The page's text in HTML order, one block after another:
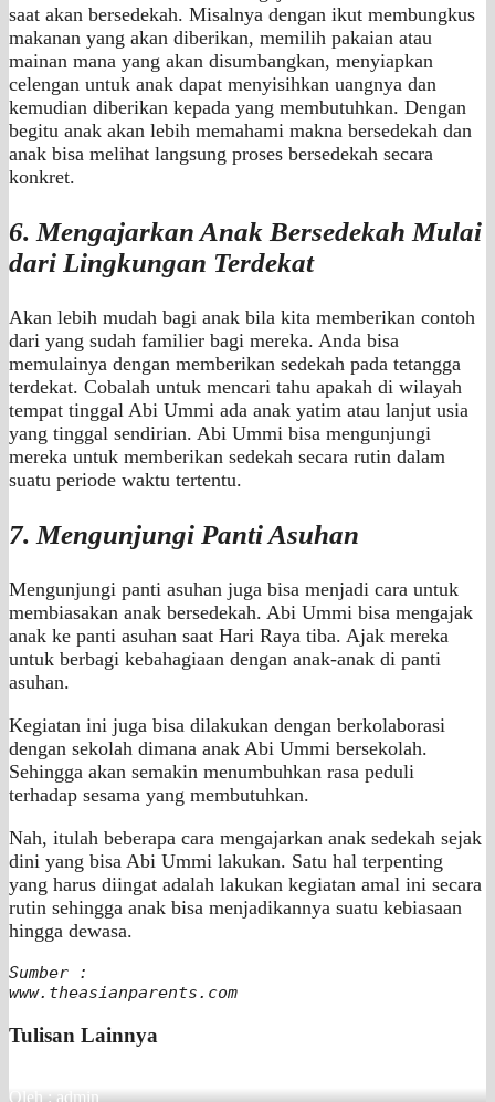
saat akan bersedekah. Misalnya dengan ikut membungkus
makanan yang akan diberikan, memilih pakaian atau
mainan mana yang akan disumbangkan, menyiapkan
celengan untuk anak dapat menyisihkan uangnya dan
kemudian diberikan kepada yang membutuhkan. Dengan
begitu anak akan lebih memahami makna bersedekah dan
anak bisa melihat langsung proses bersedekah secara
konkret.
6. Mengajarkan Anak Bersedekah Mulai
dari Lingkungan Terdekat
Akan lebih mudah bagi anak bila kita memberikan contoh
dari yang sudah familier bagi mereka. Anda bisa
memulainya dengan memberikan sedekah pada tetangga
terdekat. Cobalah untuk mencari tahu apakah di wilayah
tempat tinggal Abi Ummi ada anak yatim atau lanjut usia
yang tinggal sendirian. Abi Ummi bisa mengunjungi
mereka untuk memberikan sedekah secara rutin dalam
suatu periode waktu tertentu.
7. Mengunjungi Panti Asuhan
Mengunjungi panti asuhan juga bisa menjadi cara untuk
membiasakan anak bersedekah. Abi Ummi bisa mengajak
anak ke panti asuhan saat Hari Raya tiba. Ajak mereka
untuk berbagi kebahagiaan dengan anak-anak di panti
asuhan.
Kegiatan ini juga bisa dilakukan dengan berkolaborasi
dengan sekolah dimana anak Abi Ummi bersekolah.
Sehingga akan semakin menumbuhkan rasa peduli
terhadap sesama yang membutuhkan.
Nah, itulah beberapa cara mengajarkan anak sedekah sejak
dini yang bisa Abi Ummi lakukan. Satu hal terpenting
yang harus diingat adalah lakukan kegiatan amal ini secara
rutin sehingga anak bisa menjadikannya suatu kebiasaan
hingga dewasa.
Sumber :
www.theasianparents.com
Tulisan Lainnya
Oleh : admin